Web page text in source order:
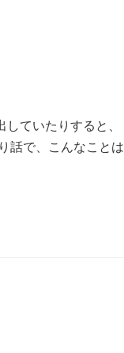
ていたりすると、
話で、こんなことは